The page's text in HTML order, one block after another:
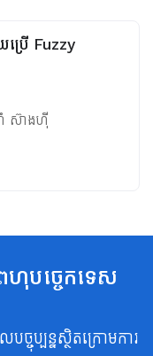
រើ Fuzzy
ស៊ាងហ៊ី
ហុបច្ចេកទេស
ច្ចុប្បន្នស្ថិតក្រោមការ